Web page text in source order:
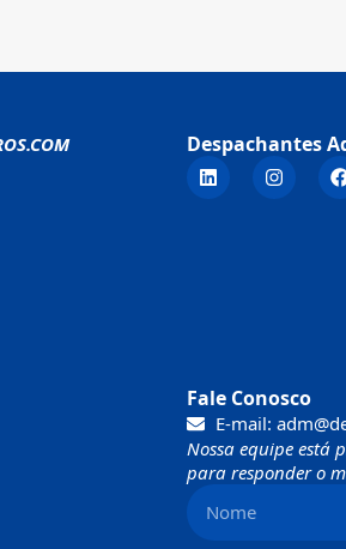
Despachantes
Fale Conosco
E-mail:
Nossa equipe está
para responder o